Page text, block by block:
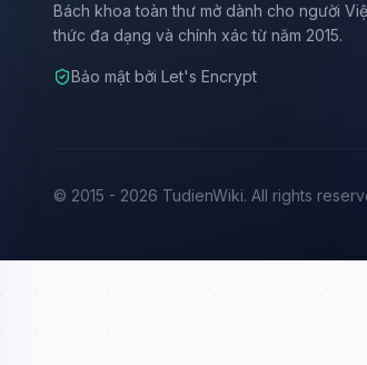
Bách khoa toàn thư mở dành cho người
thức đa dạng và chính xác từ năm 2015.
Bảo mật bởi Let's Encrypt
© 2015 - 2026 TudienWiki. All rights